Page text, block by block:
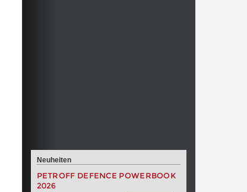
Neuheiten
PETROFF DEFENCE POWERBOOK
2026